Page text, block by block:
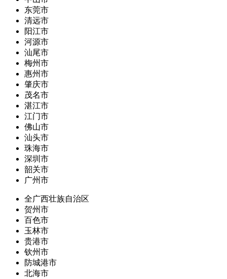
东莞市
清远市
阳江市
河源市
汕尾市
梅州市
惠州市
肇庆市
茂名市
湛江市
江门市
佛山市
汕头市
珠海市
深圳市
韶关市
广州市
全广西壮族自治区
贺州市
百色市
玉林市
贵港市
钦州市
防城港市
北海市